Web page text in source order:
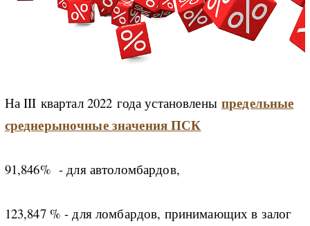
На III квартал 2022 года установленыпредельные
среднерыночные значения ПСК
91,846% - для автоломбардов,
123,847 % - для ломбардов, принимающих в залог